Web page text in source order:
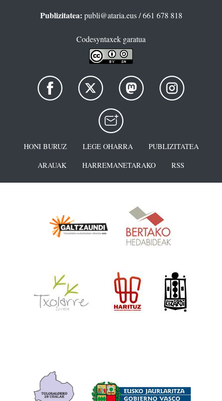
Publizitatea: publi@ataria.eus/ 661 678 818
Codesyntaxek garatua
HONI BURUZ LEGE OHARRA
PUBLIZITATEA
ARAUAK
HARREMANETARAKO RSS